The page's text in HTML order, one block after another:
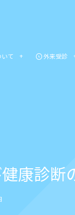
て 外来受診
康診断